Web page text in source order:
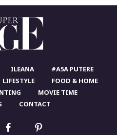
ILEANA
#A5A PUTERE
LIFESTYLE
FOOD & HOME
MOVIE TIME
CONTACT